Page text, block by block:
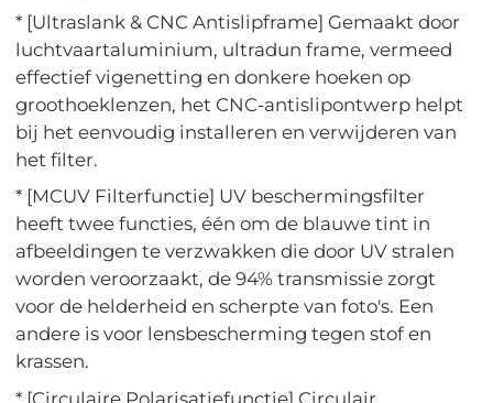
* [Ultraslank & CNC Antislipframe] Gemaakt door
luchtvaartaluminium, ultradun frame, vermeed
effectief vigenetting en donkere hoeken op
groothoeklenzen, het CNC-antislipontwerp helpt
bij het eenvoudig installeren en verwijderen van
het filter.
* [MCUV Filterfunctie] UV beschermingsfilter
heeft twee functies, één om de blauwe tint in
afbeeldingen te verzwakken die door UV stralen
worden veroorzaakt, de 94% transmissie zorgt
voor de helderheid en scherpte van foto's. Een
andere is voor lensbescherming tegen stof en
krassen.
* [Circulaire Polarisatiefunctie] Circulair